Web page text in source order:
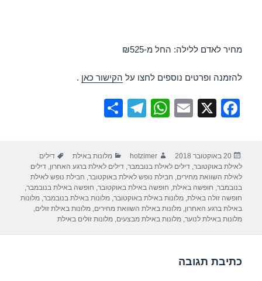
מחיר לאדם ללילה: החל מ-₪525
להזמנה ופרטים נוספים לחצו על הקישור כאן .
F
e
b
o
o
X
E
W
s
A
p
p
T
gr
a
m
e
פורסם
בתאריך
20 באוקטובר 2018 מחבר
hotzimer קטגוריות
מלונות באילת תגיות
דילים
לאילת באוקטובר,דילים לאילת בנובמבר,דילים לאילת ברגע האחרון,דילים
לאילת השוואת מחירים, חבילת נופש לאילת באוקטובר, חבילת נופש לאילת
בנובמבר, חופשה באילת, חופשה באילת באוקטובר, חופשה באילת בנובמבר,
חופשה זולה באילת,מלונות באילת באוקטובר,מלונות באילת בנובמבר,מלונות
באילת ברגע האחרון,מלונות באילת השוואת מחירים,מלונות באילת זולים,
מלונות באילת לנוער,מלונות באילת מבצעים,מלונות זולים באילת
כתיבת תגובה